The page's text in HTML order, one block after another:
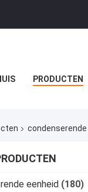
PRODUCTEN
condenserende
eenheid (180)